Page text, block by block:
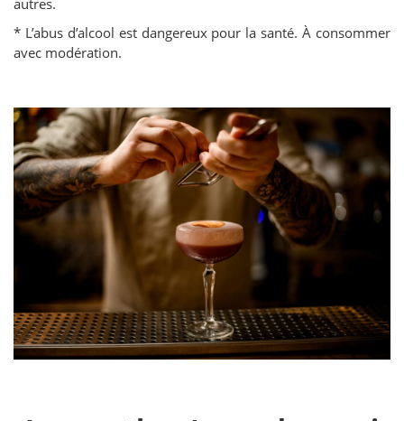
autres.
* L’abus d’alcool est dangereux pour la santé. À consommer
avec modération.